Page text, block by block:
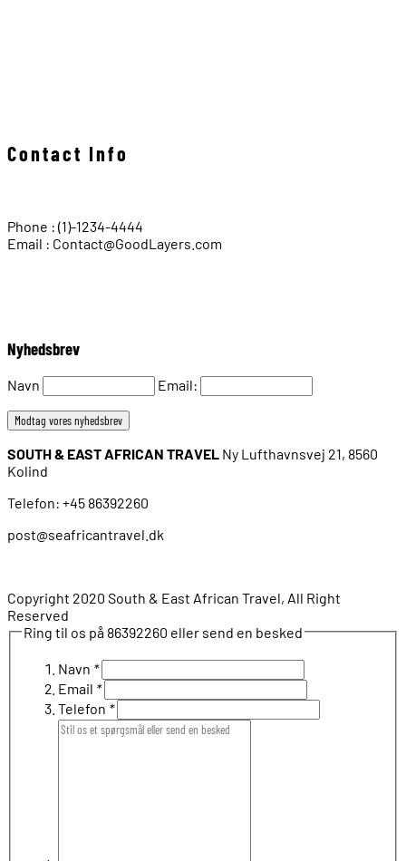
Contact Info
Phone : (1)-1234-4444
Email : Contact@GoodLayers.com
Nyhedsbrev
Navn Email:
SOUTH & EAST AFRICAN TRAVEL Ny Lufthavnsvej 21, 8560
Kolind
Telefon: +45 86392260
post@seafricantravel.dk
Copyright 2020 South & East African Travel, All Right
Reserved
Ring til os på 86392260 eller send en besked
Navn *
Email *
Telefon *